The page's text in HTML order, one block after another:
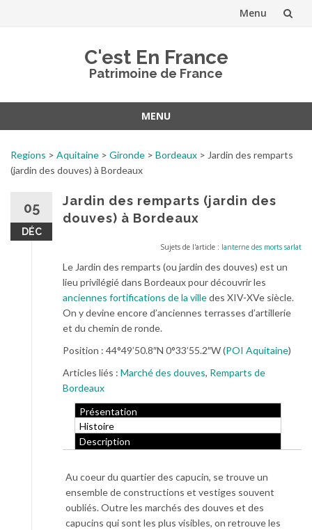
Menu
C'est En France
Patrimoine de France
MENU
contenu
Regions > Aquitaine > Gironde > Bordeaux > Jardin des remparts
(jardin des douves) à Bordeaux
05
DÉC
Jardin des remparts (jardin des
douves) à Bordeaux
Sujets de l'article : lanterne des morts sarlat
Le Jardin des remparts (ou jardin des douves) est un
lieu privilégié dans Bordeaux pour découvrir les
anciennes fortifications de la villedes XIV-XVe siècle.
On y devine encore d’anciennes terrasses d’artillerie
et du chemin de ronde.
Position : 44°49’50.8″N 0°33’55.2″W (POI Aquitaine)
Articles liés : Marché des douves, Remparts de
Bordeaux
Présentation
Histoire
Description
Au coeur du quartier des capucin, se trouve un
ensemble de constructions et vestiges souvent
oubliés. Outre les marchés des douves et des
capucins qui sont les plus visibles, on retrouve les